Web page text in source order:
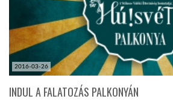
AFRIKA TUDÁSTÁR
A NAP SZÉPE
2016-03-26
INDUL A FALATOZÁS PALKONYÁN